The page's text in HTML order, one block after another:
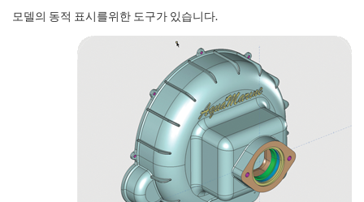
모델의 동적 표시를위한 도구가 있습니다.